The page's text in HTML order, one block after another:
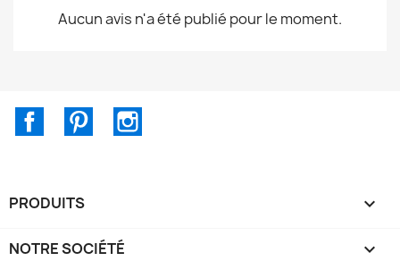
Aucun avis n'a été publié pour le moment.
FacebookPinterest
PRODUITS 
NOTRE SOCIÉTÉ 